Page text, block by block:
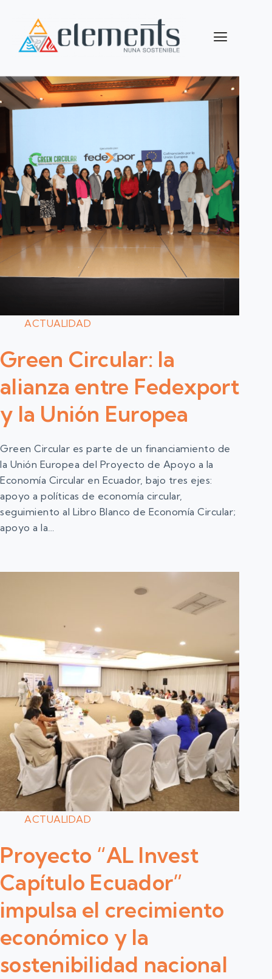
ACTUALIDAD
Green Circular: la
alianza entre Fedexport
y la Unión Europea
Green Circular es parte de un financiamiento de
la Unión Europea del Proyecto de Apoyo a la
Economía Circular en Ecuador, bajo tres ejes:
apoyo a políticas de economía circular,
seguimiento al Libro Blanco de Economía Circular;
apoyo a la…
ACTUALIDAD
Proyecto “AL Invest
Capítulo Ecuador”
impulsa el crecimiento
económico y la
sostenibilidad nacional